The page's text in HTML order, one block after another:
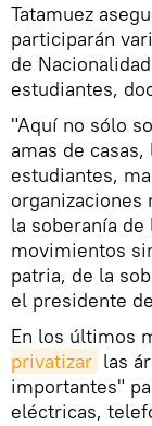
Tatamuez
participarán
de
estudiantes,
"Aquí no sólo
amas de
estudiantes,
organizaciones
la soberanía
movimientos
patria, de la
el presidente
En los últimos
privatizar las
importantes"
eléctricas,